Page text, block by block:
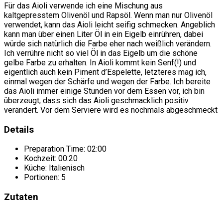
Für das Aioli verwende ich eine Mischung aus
kaltgepresstem Olivenöl und Rapsöl. Wenn man nur Olivenöl
verwendet, kann das Aioli leicht seifig schmecken. Angeblich
kann man über einen Liter Öl in ein Eigelb einrühren, dabei
würde sich natürlich die Farbe eher nach weißlich verändern.
Ich verrühre nicht so viel Öl in das Eigelb um die schöne
gelbe Farbe zu erhalten. In Aioli kommt kein Senf(!) und
eigentlich auch kein Piment d’Espelette, letzteres mag ich,
einmal wegen der Schärfe und wegen der Farbe. Ich bereite
das Aioli immer einige Stunden vor dem Essen vor, ich bin
überzeugt, dass sich das Aioli geschmacklich positiv
verändert. Vor dem Serviere wird es nochmals abgeschmeckt
Details
Preparation Time: 02:00
Kochzeit: 00:20
Küche: Italienisch
Portionen: 5
Zutaten